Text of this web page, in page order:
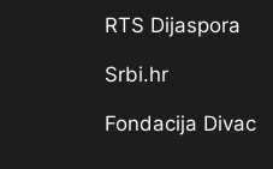
RTS Dijaspora
Srbi.hr
Fondacija Divac